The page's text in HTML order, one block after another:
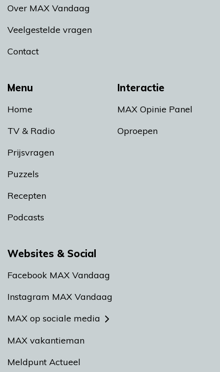
Menu
Home
TV & Radio
Prijsvragen
Puzzels
Recepten
Podcasts
Interactie
MAX Opinie Panel
Oproepen
Over MAX Vandaag
Veelgestelde vragen
Contact
Websites & Social
Facebook MAX Vandaag
Instagram MAX Vandaag
MAX op sociale media
MAX vakantieman
Meldpunt Actueel